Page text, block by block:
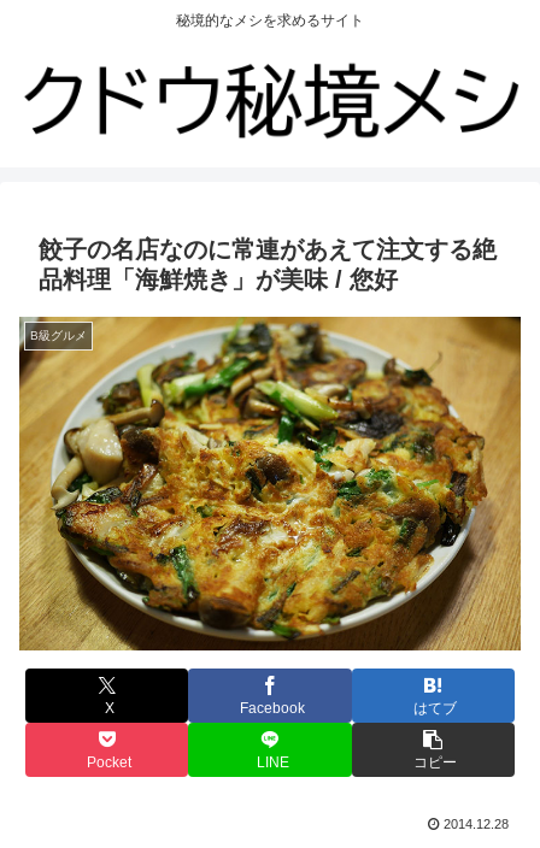
秘境的なメシを求めるサイト
餃子の名店なのに常連があえて注文する絶
品料理「海鮮焼き」が美味 / 您好
B級グルメ
X Facebook はてブ
Pocket LINE コピー
2014.12.28